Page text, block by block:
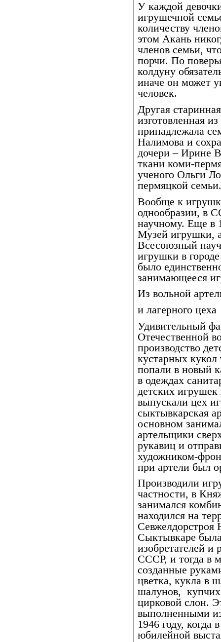
У каждой
игрушечной
количеству
этом Акань
членов семьи,
порчи. По
колдуну
иначе он может
человек.
Другая
изготовленная
принадлежала
Налимова и
дочери – Ирине
ткани коми-
ученого Ольги
пермяцкой семьи.
Вообще к
однообразии, в
научному. Еще в
Музей игрушки,
Всесоюзный
игрушки в
было
занимающееся
Из вольной
и лагерного цеха
Удивительный
Отечественной
производство
кустарных кукол
попали в новый
в одеждах
детских
выпускали цех
сыктывкарская
основном
артельщики
рукавиц и
художником-
при артели был
Производили
частности, в
занимался
находился на
Сыктывкаре
изобретателей
СССР, и тогда в
созданные
цветка, кукла в
шалунов,
цирковой слон.
выполненными
1946 году, когда
юбилейной